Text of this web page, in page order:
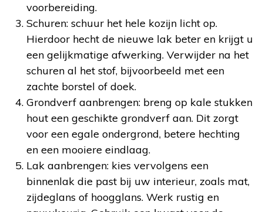
voorbereiding.
Schuren: schuur het hele kozijn licht op.
Hierdoor hecht de nieuwe lak beter en krijgt u
een gelijkmatige afwerking. Verwijder na het
schuren al het stof, bijvoorbeeld met een
zachte borstel of doek.
Grondverf aanbrengen: breng op kale stukken
hout een geschikte grondverf aan. Dit zorgt
voor een egale ondergrond, betere hechting
en een mooiere eindlaag.
Lak aanbrengen: kies vervolgens een
binnenlak die past bij uw interieur, zoals mat,
zijdeglans of hoogglans. Werk rustig en